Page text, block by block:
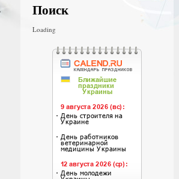
Поиск
Loading